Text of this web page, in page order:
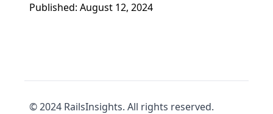
Published: August 12, 2024
© 2024 RailsInsights. All rights reserved.